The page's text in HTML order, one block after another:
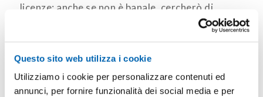
Questo sito web utilizza i cookie
Utilizziamo i cookie per personalizzare contenuti ed
annunci, per fornire funzionalità dei social media e per
licenze: anche se non è banale, cercherò di
due categorie:
licenze a canone